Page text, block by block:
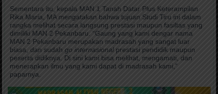
Sementara itu, kepala MAN 1 Tanah Datar Plus Keterampilan
Rika Maria, MA mengatakan bahwa tujuan Studi Tiru ini dalam
rangka melihat secara langsung prestasi maupun fasiltas yang
dimiliki MAN 2 Pekanbaru. “Gaung yang kami dengar nama
MAN 2 Pekanbaru merupakan madrasah yang sangat luar
biasa, dan sudahgo internasionalprestasi pendidik maupun
peserta didiknya. Di sini kami bisa melihat, mengamati, dan
menerapkan ilmu yang kami dapat di madrasah kami,”
paparnya.